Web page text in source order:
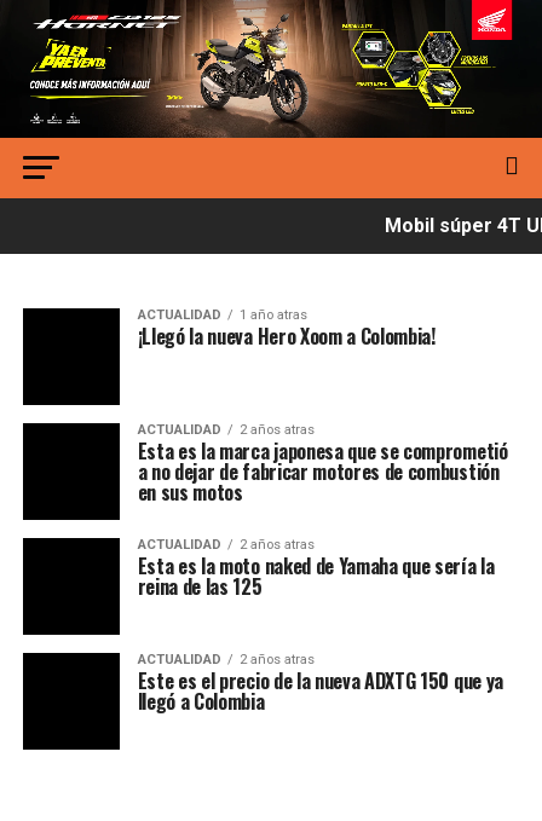
Mobil súper 4T
ACTUALIDAD 1 año atras
¡Llegó la nueva Hero Xoom a Colombia!
ACTUALIDAD 2 años atras
Esta es la marca japonesa que se comprometió
a no dejar de fabricar motores de combustión
en sus motos
ACTUALIDAD 2 años atras
Esta es la moto naked de Yamaha que sería la
reina de las 125
ACTUALIDAD 2 años atras
Este es el precio de la nueva ADXTG 150 que ya
llegó a Colombia